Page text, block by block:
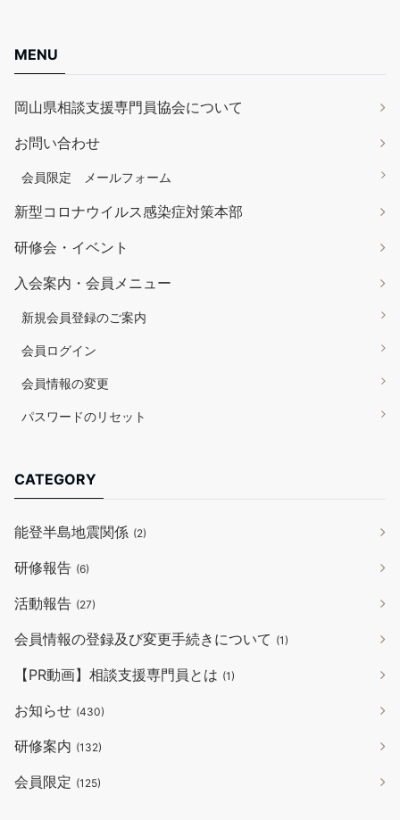
MENU
岡山県相談支援専門員協会について
お問い合わせ
会員限定 メールフォーム
新型コロナウイルス感染症対策本部
研修会・イベント
入会案内・会員メニュー
新規会員登録のご案内
会員ログイン
会員情報の変更
パスワードのリセット
CATEGORY
能登半島地震関係 (2)
研修報告 (6)
活動報告 (27)
会員情報の登録及び変更手続きについて (1)
【PR動画】相談支援専門員とは (1)
お知らせ (430)
研修案内 (132)
会員限定 (125)